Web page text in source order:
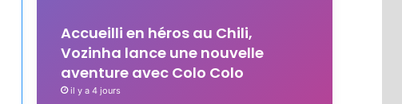
Accueilli en héros au Chili,
Vozinha lance une nouvelle
aventure avec Colo Colo
il y a 4 jours